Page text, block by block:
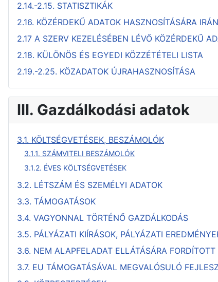
2.14.-2.15. STATISZTIKÁK
2.16. KÖZÉRDEKŰ ADATOK HASZNOSÍTÁSÁRA
2.17 A SZERV KEZELÉSÉBEN LÉVŐ KÖZÉRDEKŰ
2.18. KÜLÖNÖS ÉS EGYEDI KÖZZÉTÉTELI LISTA
2.19.-2.25. KÖZADATOK ÚJRAHASZNOSÍTÁSA
III. Gazdálkodási adatok
3.1. KÖLTSÉGVETÉSEK, BESZÁMOLÓK
3.1.1. SZÁMVITELI BESZÁMOLÓK
3.1.2. ÉVES KÖLTSÉGVETÉSEK
3.2. LÉTSZÁM ÉS SZEMÉLYI ADATOK
3.3. TÁMOGATÁSOK
3.4. VAGYONNAL TÖRTÉNŐ GAZDÁLKODÁS
3.5. PÁLYÁZATI KIÍRÁSOK, PÁLYÁZATI
3.6. NEM ALAPFELADAT ELLÁTÁSÁRA FORDÍTOTT
3.7. EU TÁMOGATÁSÁVAL MEGVALÓSULÓ